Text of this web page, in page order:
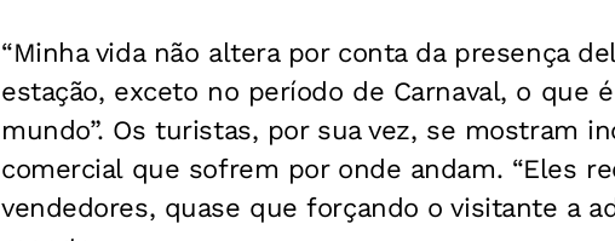
“Minha vida não altera por conta da presença
estação, exceto no período de Carnaval, o que
mundo”. Os turistas, por sua vez, se mostram
comercial que sofrem por onde andam. “Eles
vendedores, quase que forçando o visitante a